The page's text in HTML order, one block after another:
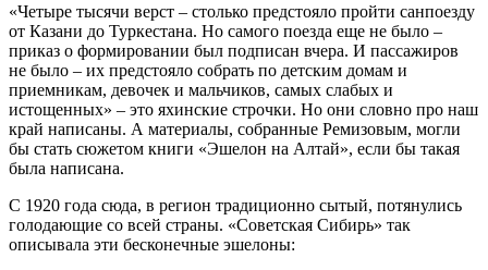
«Четыре тысячи верст – столько предстояло пройти санпоезду
от Казани до Туркестана. Но самого поезда еще не было –
приказ о формировании был подписан вчера. И пассажиров
не было – их предстояло собрать по детским домам и
приемникам, девочек и мальчиков, самых слабых и
истощенных» – это яхинские строчки. Но они словно про наш
край написаны. А материалы, собранные Ремизовым, могли
бы стать сюжетом книги «Эшелон на Алтай», если бы такая
была написана.
С 1920 года сюда, в регион традиционно сытый, потянулись
голодающие со всей страны. «Советская Сибирь» так
описывала эти бесконечные эшелоны: